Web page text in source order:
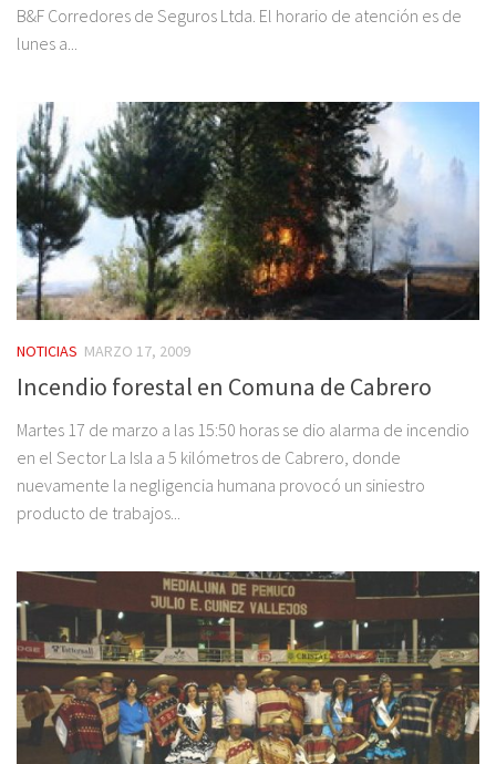
B&F Corredores de Seguros Ltda. El horario de atención es de
lunes a...
NOTICIAS MARZO 17, 2009
Incendio forestal en Comuna de Cabrero
Martes 17 de marzo a las 15:50 horas se dio alarma de incendio
en el Sector La Isla a 5 kilómetros de Cabrero, donde
nuevamente la negligencia humana provocó un siniestro
producto de trabajos...